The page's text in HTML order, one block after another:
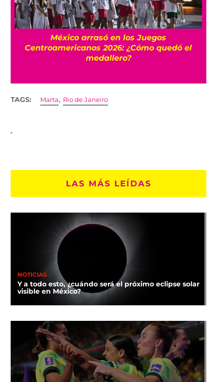
México arrasó en los Juegos
Centroamericanos 2026: ¿Cómo quedó el
medallero?
TAGS: Marta, Rio de Janeiro
LAS MÁS LEÍDAS
NOTICIAS
Y a todo esto, ¿cuándo será el próximo eclipse solar
visible en México?